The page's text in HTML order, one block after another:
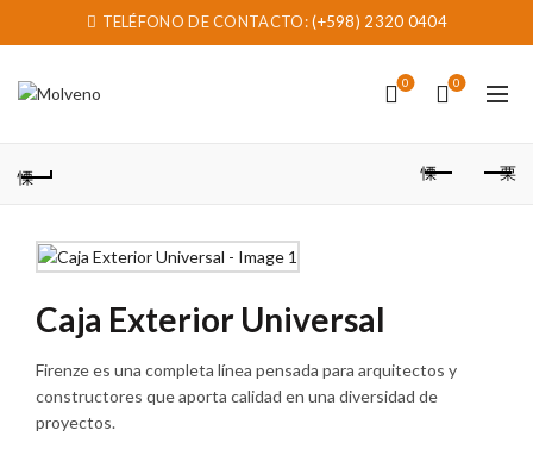
TELÉFONO DE CONTACTO:(+598) 2320 0404
0 0
Caja Exterior Universal
Firenze es una completa línea pensada para arquitectos y
constructores que aporta calidad en una diversidad de
proyectos.